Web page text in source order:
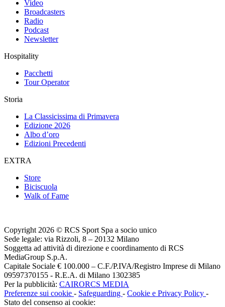
Video
Broadcasters
Radio
Podcast
Newsletter
Hospitality
Pacchetti
Tour Operator
Storia
La Classicissima di Primavera
Edizione 2026
Albo d’oro
Edizioni Precedenti
EXTRA
Store
Biciscuola
Walk of Fame
Copyright 2026 © RCS Sport Spa a socio unico
Sede legale: via Rizzoli, 8 – 20132 Milano
Soggetta ad attività di direzione e coordinamento di RCS
MediaGroup S.p.A.
Capitale Sociale € 100.000 – C.F./P.IVA/Registro Imprese di Milano
09597370155 - R.E.A. di Milano 1302385
Per la pubblicità: CAIRORCS MEDIA
Preferenze sui cookie - Safeguarding - Cookie e Privacy Policy -
Stato del consenso ai cookie: